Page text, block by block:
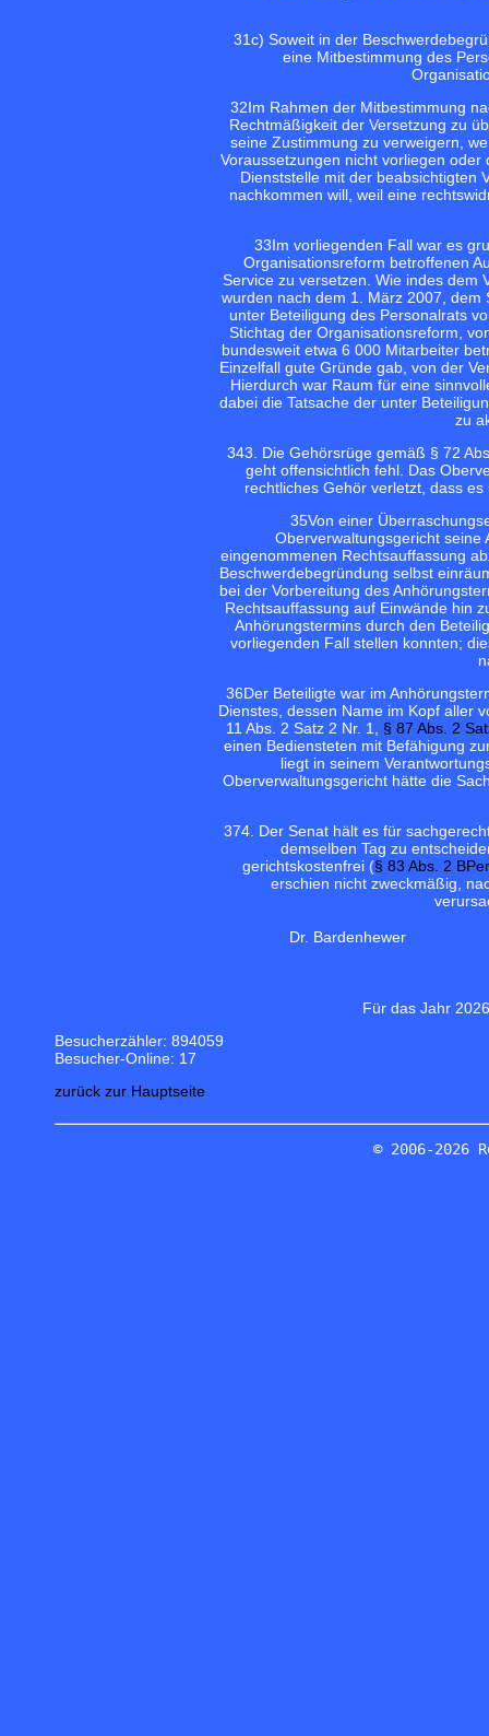
31c) Soweit in der
eine Mitbestimmung des
32Im Rahmen der Mitbestimmung
Rechtmäßigkeit der Versetzung zu
seine Zustimmung zu verweigern,
Voraussetzungen nicht vorliegen
Dienststelle mit der beabsichtigten
nachkommen will, weil eine
33Im vorliegenden Fall war es
Organisationsreform betroffenen
Service zu versetzen. Wie indes dem
wurden nach dem 1. März 2007, dem
unter Beteiligung des Personalrats
Stichtag der Organisationsreform,
bundesweit etwa 6 000 Mitarbeiter
Einzelfall gute Gründe gab, von der
Hierdurch war Raum für eine
dabei die Tatsache der unter
zu
343. Die Gehörsrüge gemäß § 72
geht offensichtlich fehl. Das
rechtliches Gehör verletzt, dass
35Von einer
Oberverwaltungsgericht seine
eingenommenen Rechtsauffassung
Beschwerdebegründung selbst
bei der Vorbereitung des
Rechtsauffassung auf Einwände hin
Anhörungstermins durch den
vorliegenden Fall stellen konnten;
36Der Beteiligte war im
Dienstes, dessen Name im Kopf aller
11 Abs. 2 Satz 2 Nr. 1, § 87 Abs. 2
einen Bediensteten mit Befähigung
liegt in seinem
Oberverwaltungsgericht hätte die
374. Der Senat hält es für
demselben Tag zu
gerichtskostenfrei (§ 83 Abs. 2
erschien nicht zweckmäßig,
Dr. Bardenhewer
Für das Jahr
Besucherzähler: 894059
Besucher-Online: 17
zurück zur Hauptseite
© 2006-2026